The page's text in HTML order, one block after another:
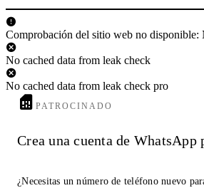
Comprobación del sitio web no disponible:
No cached data from leak check
No cached data from leak check pro
PATROCINADO
Crea una cuenta de WhatsApp
¿Necesitas un número de teléfono nuevo